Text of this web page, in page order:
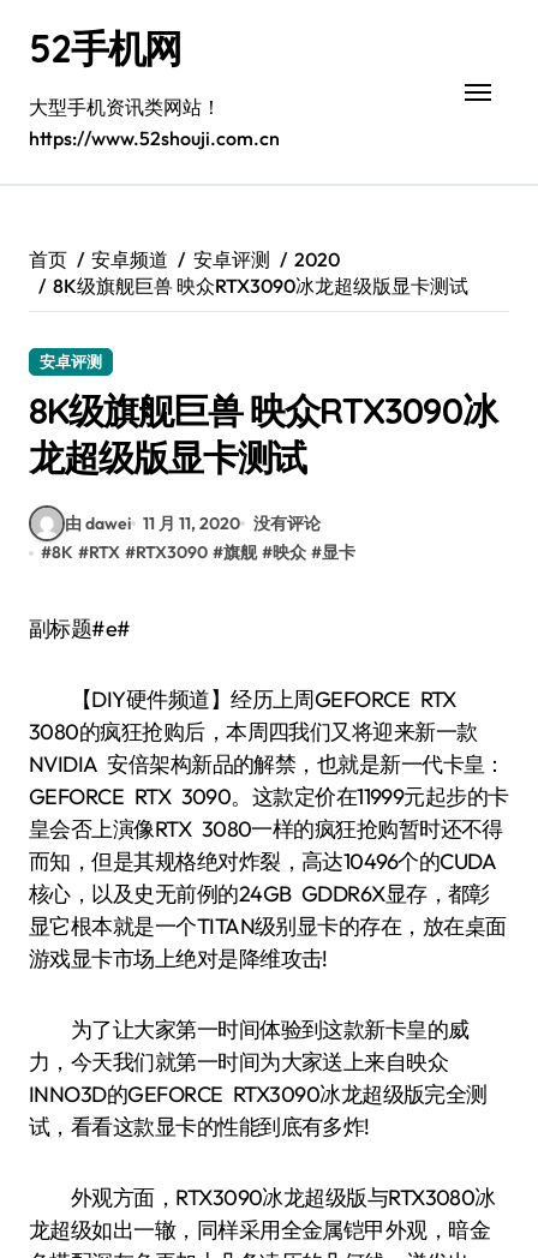
52手机网
大型手机资讯类网站！
https://www.52shouji.com.cn
首页 安卓频道 安卓评测
2020
8K级旗舰巨兽 映众RTX3090冰龙超级版显卡测试
安卓评测
8K级旗舰巨兽 映众RTX3090冰
龙超级版显卡测试
由 dawei 11 月 11, 2020 没有评论
#8K #RTX #RTX3090 #旗舰 #映众 #显卡
副标题#e#
【DIY硬件频道】经历上周GEFORCE RTX
3080的疯狂抢购后，本周四我们又将迎来新一款
NVIDIA 安倍架构新品的解禁，也就是新一代卡皇：
GEFORCE RTX 3090。这款定价在11999元起步的卡
皇会否上演像RTX 3080一样的疯狂抢购暂时还不得
而知，但是其规格绝对炸裂，高达10496个的CUDA
核心，以及史无前例的24GB GDDR6X显存，都彰
显它根本就是一个TITAN级别显卡的存在，放在桌面
游戏显卡市场上绝对是降维攻击!
为了让大家第一时间体验到这款新卡皇的威
力，今天我们就第一时间为大家送上来自映众
INNO3D的GEFORCE RTX3090冰龙超级版完全测
试，看看这款显卡的性能到底有多炸!
外观方面，RTX3090冰龙超级版与RTX3080冰
龙超级如出一辙，同样采用全金属铠甲外观，暗金